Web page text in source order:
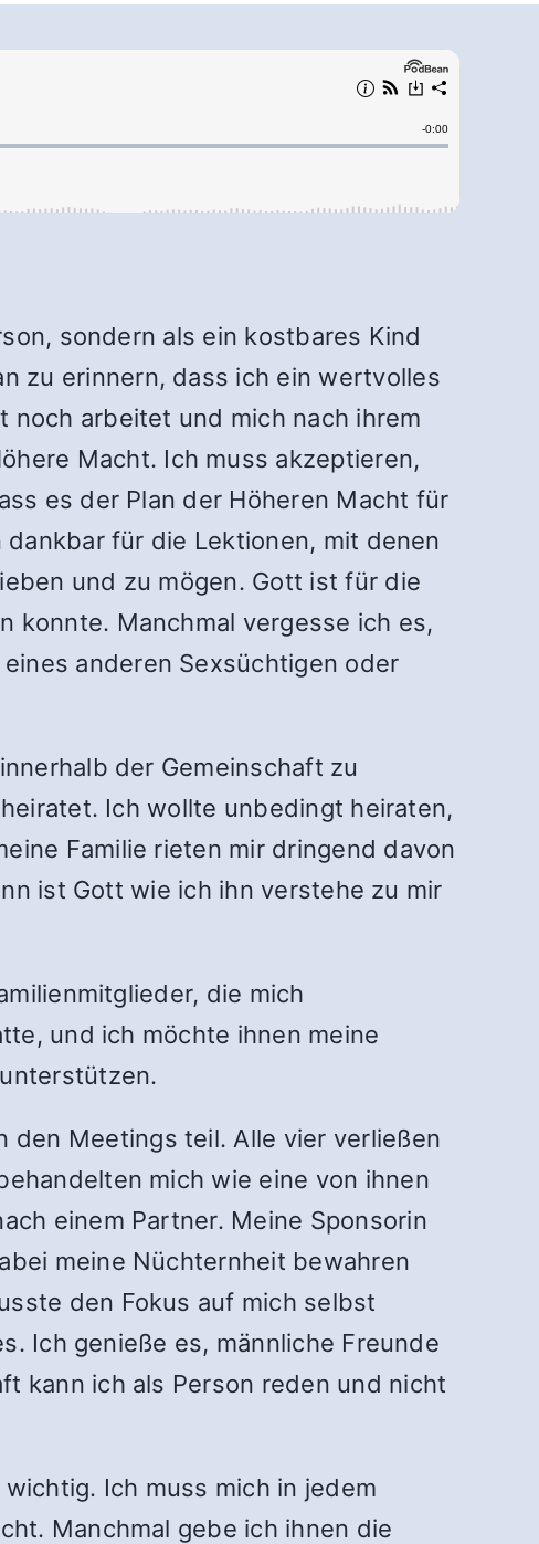
sondern als ein kostbares Kind
zu erinnern, dass ich ein wertvolles
noch arbeitet und mich nach ihrem
Macht. Ich muss akzeptieren,
es der Plan der Höheren Macht für
für die Lektionen, mit denen
und zu mögen. Gott ist für die
konnte. Manchmal vergesse ich es,
anderen Sexsüchtigen oder
der Gemeinschaft zu
Ich wollte unbedingt heiraten,
Familie rieten mir dringend davon
ist Gott wie ich ihn verstehe zu mir
die mich
und ich möchte ihnen meine
den Meetings teil. Alle vier verließen
mich wie eine von ihnen
einem Partner. Meine Sponsorin
meine Nüchternheit bewahren
den Fokus auf mich selbst
Ich genieße es, männliche Freunde
kann ich als Person reden und nicht
Ich muss mich in jedem
Manchmal gebe ich ihnen die